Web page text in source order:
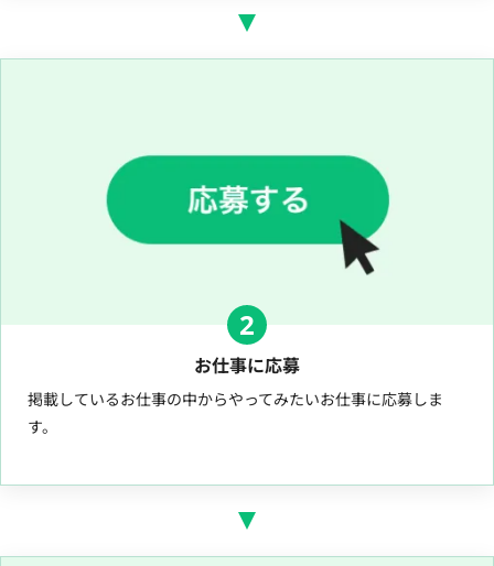
2
お仕事に応募
掲載しているお仕事の中からやってみたいお仕事に応募しま
す。